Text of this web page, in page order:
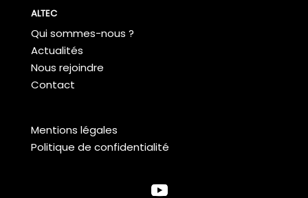
ALTEC
Qui sommes-nous ?
Actualités
Nous rejoindre
Contact
Mentions légales
Politique de confidentialité